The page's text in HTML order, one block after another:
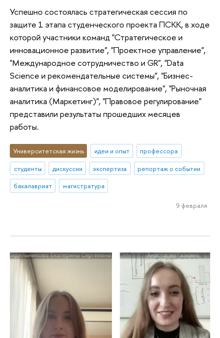
Успешно состоялась стратегическая сессия по
защите 1 этапа студенческого проекта ПСКК, в ходе
которой участники команд "Стратегическое и
инновационное развитие", "Проектное управление",
"Международное сотрудничество и GR", "Data
Science и рекомендательные системы", "Бизнес-
аналитика и финансовое моделирование", "Рыночная
аналитика (Маркетинг)", "Правовое регулирование"
представили результаты прошедших месяцев
работы.
Университетская жизнь идеи и опыт
профессора
студенты
дискуссии экспертиза
репортаж о событии
бакалавриат
магистратура
9 февраля